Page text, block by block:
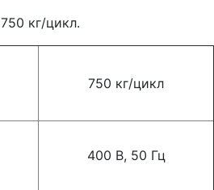
750 кг/цикл.
750 кг/цикл
400 В, 50 Гц